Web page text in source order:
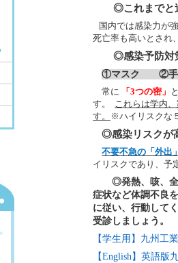
◎これまでと違
国内では感染力が
死亡率も高いとされ
◎感染予防対
①マスク ②手
常に
「3つの密」 と
す。 これらは学内
す。
※ハイリスクな
◎感染リスクが
不要不急の「外出
イリスクであり、予
◎発熱、咳、全身
症状など体調不良
に従い、行動して
受診しましょう。
【学生用】九州工
【English】英語版